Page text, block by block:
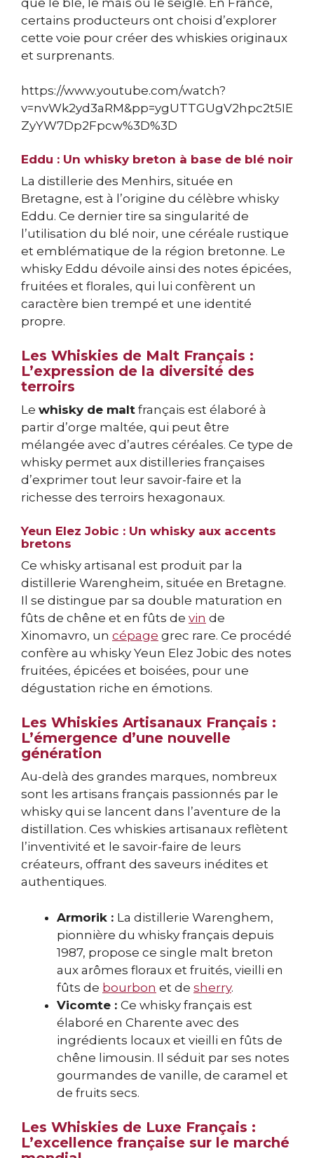
certains producteurs ont choisi d’explorer
cette voie pour créer des whiskies originaux
et surprenants.
https://www.youtube.com/watch?
v=nvWk2yd3aRM&pp=ygUTTGUgV2hpc2t5IE
ZyYW7Dp2Fpcw%3D%3D
Eddu : Un whisky breton à base de blé noir
La distillerie des Menhirs, située en
Bretagne, est à l’origine du célèbre whisky
Eddu. Ce dernier tire sa singularité de
l’utilisation du blé noir, une céréale rustique
et emblématique de la région bretonne. Le
whisky Eddu dévoile ainsi des notes épicées,
fruitées et florales, qui lui confèrent un
caractère bien trempé et une identité
propre.
Les Whiskies de Malt Français :
L’expression de la diversité des
terroirs
Le whisky de malt français est élaboré à
partir d’orge maltée, qui peut être
mélangée avec d’autres céréales. Ce type de
whisky permet aux distilleries françaises
d’exprimer tout leur savoir-faire et la
richesse des terroirs hexagonaux.
Yeun Elez Jobic : Un whisky aux accents
bretons
Ce whisky artisanal est produit par la
distillerie Warengheim, située en Bretagne.
Il se distingue par sa double maturation en
fûts de chêne et en fûts de vin de
Xinomavro, un cépage grec rare. Ce procédé
confère au whisky Yeun Elez Jobic des notes
fruitées, épicées et boisées, pour une
dégustation riche en émotions.
Les Whiskies Artisanaux Français :
L’émergence d’une nouvelle
génération
Au-delà des grandes marques, nombreux
sont les artisans français passionnés par le
whisky qui se lancent dans l’aventure de la
distillation. Ces whiskies artisanaux reflètent
l’inventivité et le savoir-faire de leurs
créateurs, offrant des saveurs inédites et
authentiques.
Armorik : La distillerie Warenghem,
pionnière du whisky français depuis
1987, propose ce single malt breton
aux arômes floraux et fruités, vieilli en
fûts de bourbon et de sherry.
Vicomte : Ce whisky français est
élaboré en Charente avec des
ingrédients locaux et vieilli en fûts de
chêne limousin. Il séduit par ses notes
gourmandes de vanille, de caramel et
de fruits secs.
Les Whiskies de Luxe Français :
L’excellence française sur le marché